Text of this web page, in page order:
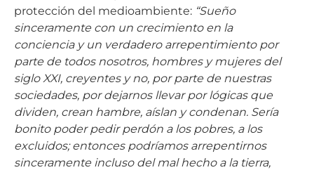
sinceramente con un crecimiento en la
conciencia y un verdadero arrepentimiento por
parte de todos nosotros, hombres y mujeres del
siglo XXI, creyentes y no, por parte de nuestras
sociedades, por dejarnos llevar por lógicas que
dividen, crean hambre, aíslan y condenan. Sería
bonito poder pedir perdón a los pobres, a los
excluidos; entonces podríamos arrepentirnos
sinceramente incluso del mal hecho a la tierra,
el mar, el aire, los animales…”.